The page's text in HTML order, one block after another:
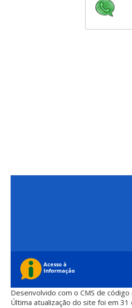
Desenvolvido com o CMS de
Última atualização do site foi em 31